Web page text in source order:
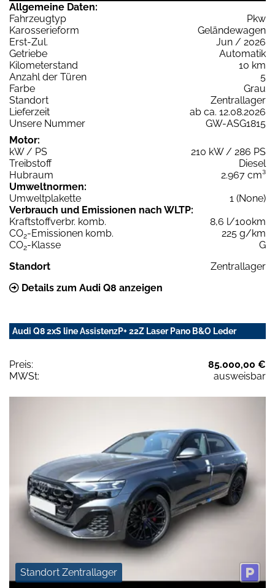
Allgemeine Daten:
Fahrzeugtyp
Pkw
Karosserieform
Geländewagen
Erst-Zul.
Jun / 2026
Getriebe
Automatik
Kilometerstand
10 km
Anzahl der Türen
5
Farbe
Grau
Standort
Zentrallager
Lieferzeit
ab ca. 12.08.2026
Unsere Nummer
GW-ASG1815
Motor:
kW / PS
210 kW / 286 PS
Treibstoff
Diesel
Hubraum
2.967 cm³
Umweltnormen:
Umweltplakette
1 (None)
Verbrauch und Emissionen nach WLTP:
Kraftstoffverbr. komb.
8,6 l/100km
CO2-Emissionen komb.
225 g/km
CO2-Klasse
G
Standort
Zentrallager
Details zum Audi Q8 anzeigen
Audi Q8 2xS line AssistenzP+ 22Z Laser Pano B&O Leder
Preis:
85.000,00 €
MWSt:
ausweisbar
Standort Zentrallager